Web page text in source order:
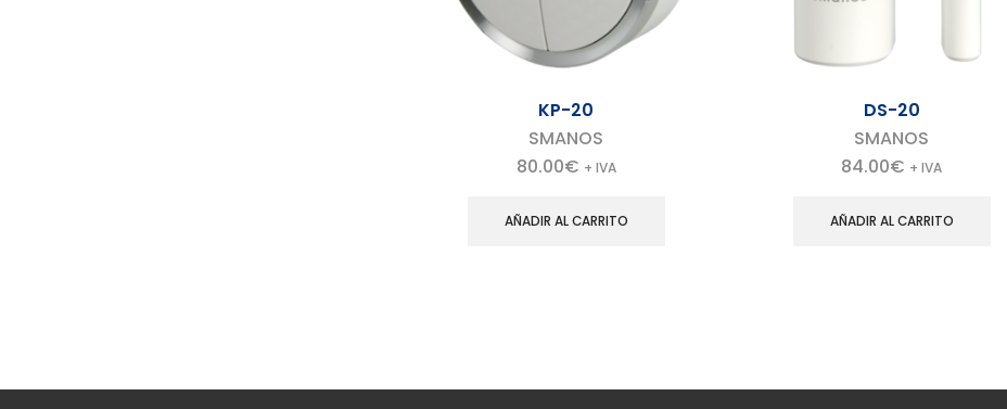
KP-20
SMANOS
80.00€ + IVA
AÑADIR AL CARRITO
DS-20
SMANOS
84.00€ + IVA
AÑADIR AL CARRITO